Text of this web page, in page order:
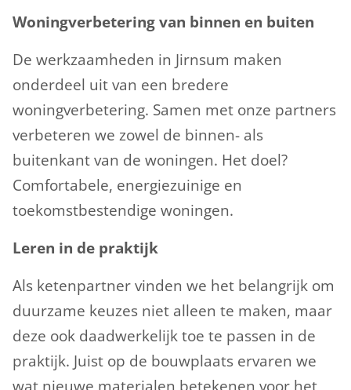
Woningverbetering van binnen en buiten
De werkzaamheden in Jirnsum maken
onderdeel uit van een bredere
woningverbetering. Samen met onze partners
verbeteren we zowel de binnen- als
buitenkant van de woningen. Het doel?
Comfortabele, energiezuinige en
toekomstbestendige woningen.
Leren in de praktijk
Als ketenpartner vinden we het belangrijk om
duurzame keuzes niet alleen te maken, maar
deze ook daadwerkelijk toe te passen in de
praktijk. Juist op de bouwplaats ervaren we